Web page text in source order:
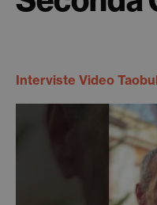
Interviste Video